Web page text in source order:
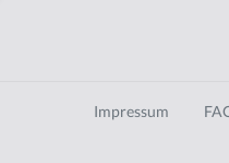
Impressum